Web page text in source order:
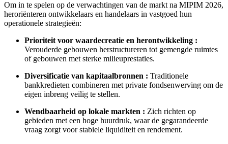
Om in te spelen op de verwachtingen van de markt na MIPIM 2026,
heroriënteren ontwikkelaars en handelaars in vastgoed hun
operationele strategieën:
Prioriteit voor waardecreatie en herontwikkeling :
Verouderde gebouwen herstructureren tot gemengde ruimtes
of gebouwen met sterke milieuprestaties.
Diversificatie van kapitaalbronnen : Traditionele
bankkredieten combineren met private fondsenwerving om de
eigen inbreng veilig te stellen.
Wendbaarheid op lokale markten : Zich richten op
gebieden met een hoge huurdruk, waar de gegarandeerde
vraag zorgt voor stabiele liquiditeit en rendement.